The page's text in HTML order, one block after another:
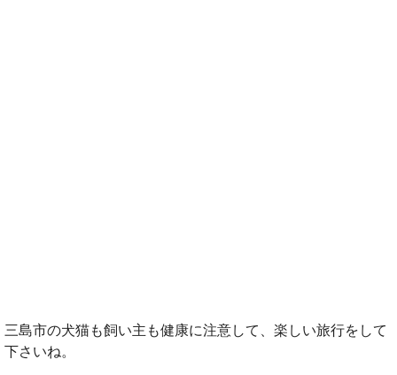
三島市の犬猫も飼い主も健康に注意して、楽しい旅行をして
下さいね。